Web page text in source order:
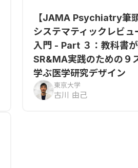
【JAMA Psychiatry筆
システマティックレビ
入門 - Part ３：教科書
SR&MA実践のための９
学ぶ医学研究デザイン
東京大学
古川 由己